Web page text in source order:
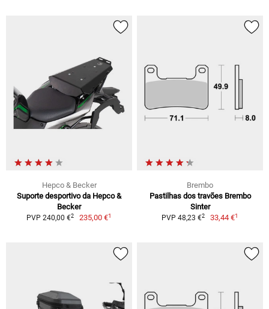
Hepco & Becker
Suporte desportivo da Hepco &
Becker
PVP 240,00 €2 235,00 €1
Brembo
Pastilhas dos travões Brembo
Sinter
PVP 48,23 €2 33,44 €1